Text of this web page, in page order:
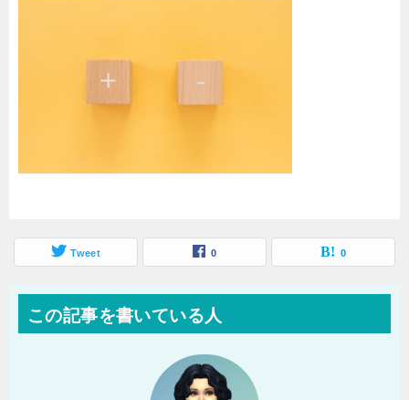
Tweet 0 0
この記事を書いている人